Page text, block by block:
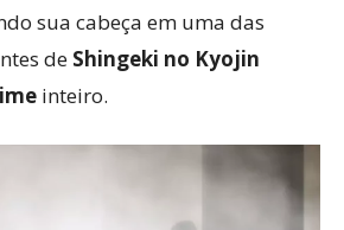
sua cabeça em uma das
de Shingeki no Kyojin
inteiro.